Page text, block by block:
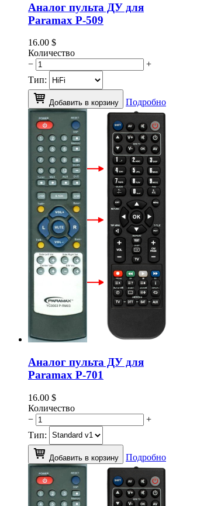
Аналог пульта ДУ для
Paramax P-509
16.00 $
Количество
−
+
Тип:
Добавить в корзину Подробно
Аналог пульта ДУ для
Paramax P-701
16.00 $
Количество
−
+
Тип:
Добавить в корзину Подробно